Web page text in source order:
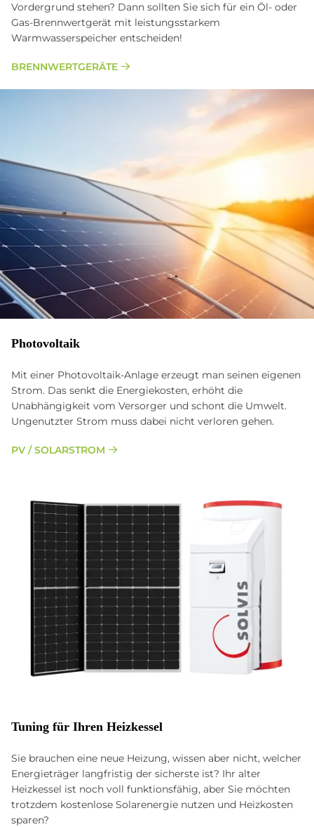
Vordergrund stehen? Dann sollten Sie sich für ein Öl- oder
Gas-Brennwertgerät mit leistungsstarkem
Warmwasserspeicher entscheiden!
BRENN­WERT­GE­RÄTE
Photovoltaik
Mit einer Photovoltaik-Anlage erzeugt man seinen eigenen
Strom. Das senkt die Energiekosten, erhöht die
Unabhängigkeit vom Versorger und schont die Umwelt.
Ungenutzter Strom muss dabei nicht verloren gehen.
PV / SOLARSTROM
Tu­n­ing für Ih­ren Heiz­kes­sel
Sie brauchen eine neue Heizung, wissen aber nicht, welcher
Energieträger langfristig der sicherste ist? Ihr alter
Heizkessel ist noch voll funktionsfähig, aber Sie möchten
trotzdem kostenlose Solarenergie nutzen und Heizkosten
sparen?